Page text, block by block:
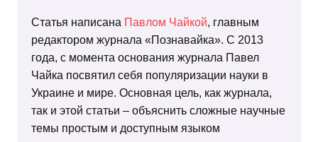
Статья написана Павлом Чайкой, главным
редактором журнала «Познавайка». С 2013
года, с момента основания журнала Павел
Чайка посвятил себя популяризации науки в
Украине и мире. Основная цель, как журнала,
так и этой статьи – объяснить сложные научные
темы простым и доступным языком